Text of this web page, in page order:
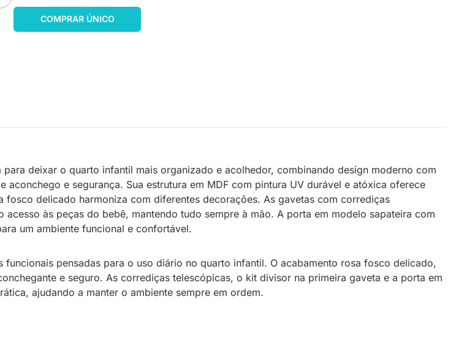
COMPRAR ÚNICO
para deixar o quarto infantil mais organizado e acolhedor, combinando design moderno com
e segurança. Sua estrutura em MDF com pintura UV durável e atóxica oferece
delicado harmoniza com diferentes decorações. As gavetas com corrediças
às peças do bebê, mantendo tudo sempre à mão. A porta em modelo sapateira com
um ambiente funcional e confortável.
pensadas para o uso diário no quarto infantil. O acabamento rosa fosco delicado,
e seguro. As corrediças telescópicas, o kit divisor na primeira gaveta e a porta em
ajudando a manter o ambiente sempre em ordem.